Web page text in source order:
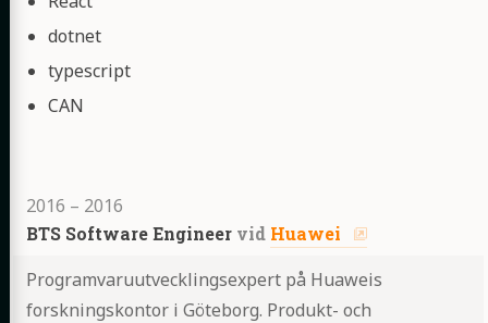
dotnet
typescript
CAN
2016 – 2016
BTS Software Engineer vid Huawei
Programvaruutvecklingsexpert på Huaweis
forskningskontor i Göteborg. Produkt- och